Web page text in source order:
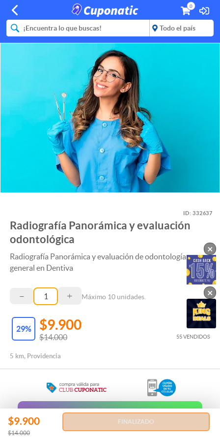
0
ID:332637
Radiografía Panorámica y evaluación
odontológica
Radiografía Panorámica y evaluación de odontología
general en Dentiva
– + Máximo 10 unidades.
29% $9.900
$14.000 55 VENDIDOS
5 km, Providencia
Regala esta Experiencia
$9.900
$14.000
FINALIZADO
×
×